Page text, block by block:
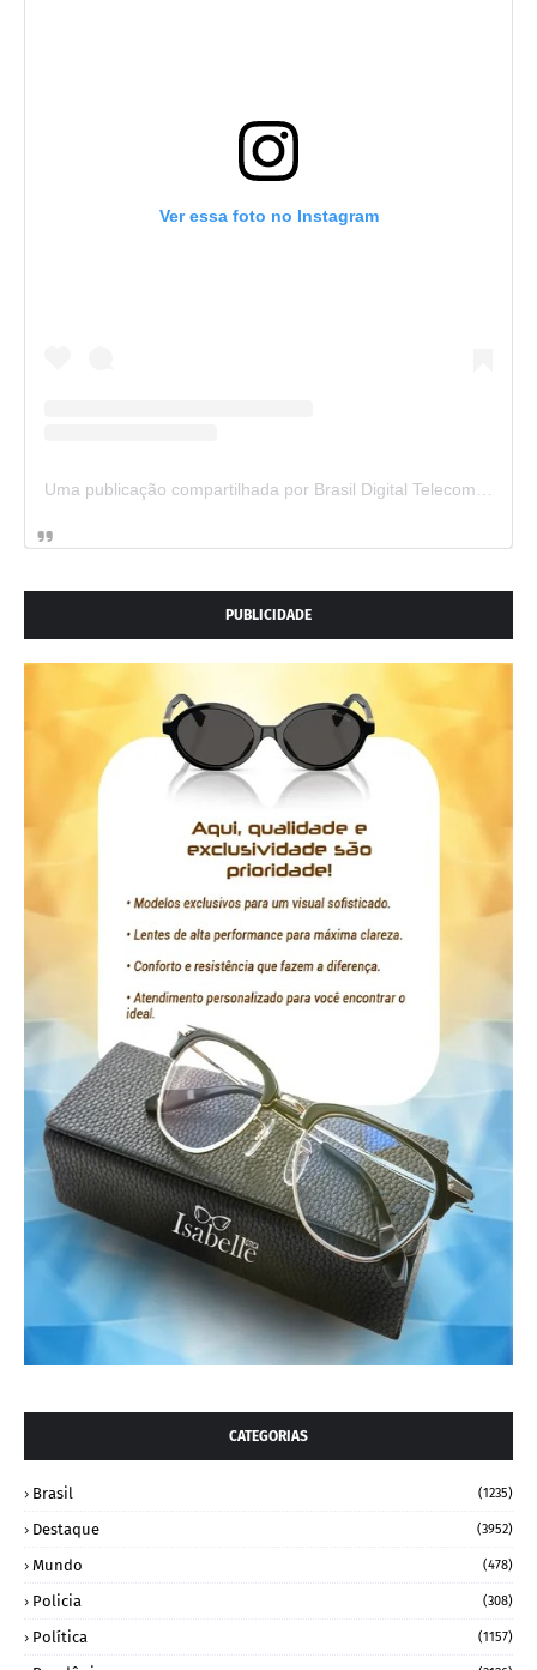
Ver essa foto no Instagram
PUBLICIDADE
CATEGORIAS
Brasil (1235)
Destaque (3952)
Mundo (478)
Policia (308)
Política (1157)